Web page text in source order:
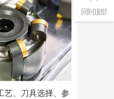
艺、刀具选择、参
回到顶部